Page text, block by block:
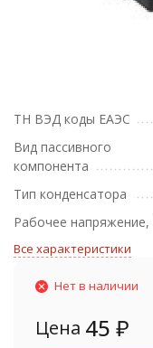
ТН ВЭД коды ЕАЭС
Вид пассивного
компонента
Тип конденсатора
Рабочее напряжение,
Все характеристики
Нет в наличии
Цена 45 ₽